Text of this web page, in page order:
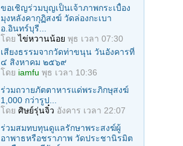
ขอเชิญร่วมบุญเป็นเจ้าภาพกระเบื้อง
มุงหลังคากุฏิสงฆ์ วัดล่องกะเบา
อ.อินทร์บุรี...
โดยไข่หวานน้อย พุธ เวลา 07:30
เสียงธรรมจากวัดท่าขนุน วันอังคารที่
๔ สิงหาคม ๒๕๖๙
โดย iamfu พุธ เวลา 10:36
ร่วมถวายภัตตาหารแด่พระภิกษุสงฆ์
1,000 กว่ารูป...
โดย ศิษย์รุ่นจิ๋ว อังคาร เวลา 22:07
ร่วมสมทบทุนดูแลรักษาพระสงฆ์ผู้
อาพาธหรือชราภาพ วัดประชานิรมิต